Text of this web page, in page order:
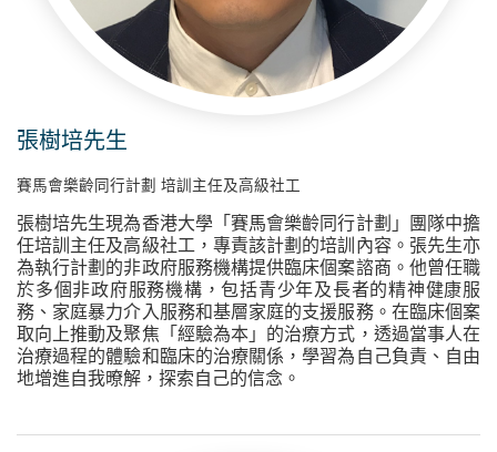
張樹培先生
賽馬會樂齡同行計劃 培訓主任及高級社工
張樹培先生現為香港大學「賽馬會樂齡同行計劃」團隊中擔
任培訓主任及高級社工，專責該計劃的培訓內容。張先生亦
為執行計劃的非政府服務機構提供臨床個案諮商。他曾任職
於多個非政府服務機構，包括青少年及長者的精神健康服
務、家庭暴力介入服務和基層家庭的支援服務。在臨床個案
取向上推動及聚焦「經驗為本」的治療方式，透過當事人在
治療過程的體驗和臨床的治療關係，學習為自己負責、自由
地增進自我暸解，探索自己的信念。